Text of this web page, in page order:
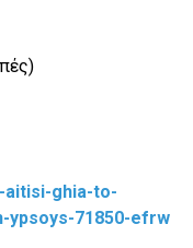
aitisi-ghia-to-
ypsoys-71850-efrw